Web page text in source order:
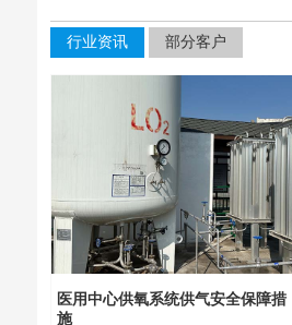
行业资讯 部分客户
医用中心供氧系统供气安全保障措
施